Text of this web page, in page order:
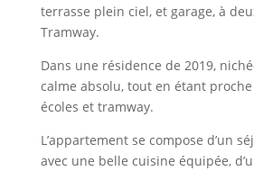
terrasse plein ciel, et garage, à
Tramway.
Dans une résidence de 2019,
calme absolu, tout en étant
écoles et tramway.
L’appartement se compose d’un
avec une belle cuisine équipée,